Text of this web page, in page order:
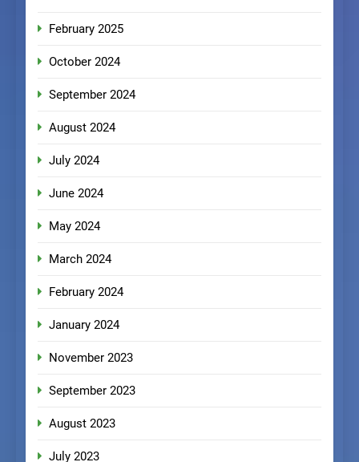
February 2025
October 2024
September 2024
August 2024
July 2024
June 2024
May 2024
March 2024
February 2024
January 2024
November 2023
September 2023
August 2023
July 2023